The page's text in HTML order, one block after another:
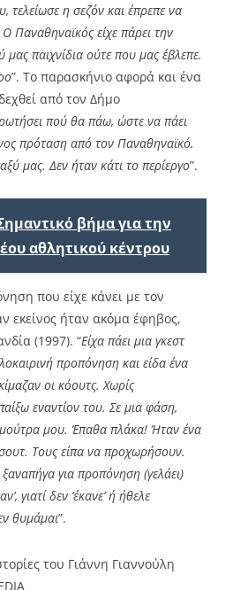
τελείωσε η σεζόν και έπρεπε να
είχε πάρει την
μας παιχνίδια ούτε που μας έβλεπε.
”. Το παρασκήνιο αφορά και ένα
από τον Δήμο
πού θα πάω, ώστε να πάει
πρόταση από τον Παναθηναϊκό.
μας. Δεν ήταν κάτι το περίεργο”.
βήμα για την
αθλητικού κέντρου
που είχε κάνει με τον
εκείνος ήταν ακόμα έφηβος,
(1997). “Είχα πάει μια γκεστ
προπόνηση και είδα ένα
οι κόουτς. Χωρίς
εναντίον του. Σε μια φάση,
μου. Έπαθα πλάκα! Ήταν ένα
Τους είπα να προχωρήσουν.
για προπόνηση (γελάει)
γιατί δεν ‘έκανε’ ή ήθελε
θυμάμαι”.